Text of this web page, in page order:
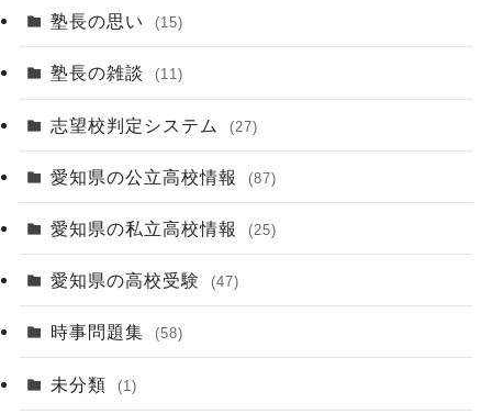
塾長の思い (15)
塾長の雑談 (11)
志望校判定システム (27)
愛知県の公立高校情報 (87)
愛知県の私立高校情報 (25)
愛知県の高校受験 (47)
時事問題集 (58)
未分類 (1)